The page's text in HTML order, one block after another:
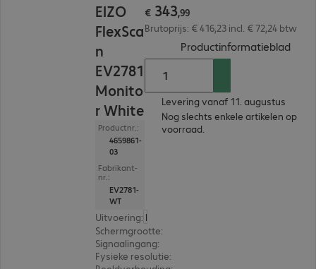
EIZO
FlexSca
n
EV2781
Monito
r White
Productnr.:
4659861-
03
Fabrikant-
nr.:
EV2781-
WT
Uitvoering: Europa
Schermgrootte:
Signaalingang:
Fysieke resolutie:
€ 343,99
Brutoprijs: € 416,23 incl. € 72,24 btw
Productinformatieblad
Levering vanaf 11. augustus
Nog slechts enkele artikelen op
voorraad.